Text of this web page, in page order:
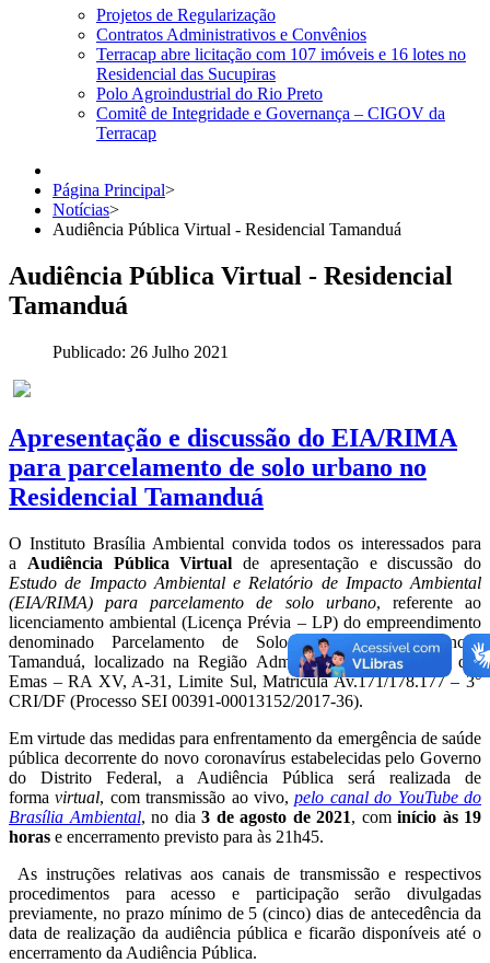
Projetos de Regularização
Contratos Administrativos e Convênios
Terracap abre licitação com 107 imóveis e 16 lotes no
Residencial das Sucupiras
Polo Agroindustrial do Rio Preto
Comitê de Integridade e Governança – CIGOV da
Terracap
Página Principal>
Notícias>
Audiência Pública Virtual - Residencial Tamanduá
Audiência Pública Virtual - Residencial
Tamanduá
Publicado: 26 Julho 2021
Apresentação e discussão do EIA/RIMA​
para parcelamento de solo urbano no
Residencial Tamanduá
O Instituto Brasília Ambiental convida todos os interessados para
a Audiência Pública Virtual de apresentação e discussão do
Estudo de Impacto Ambiental e Relatório de Impacto Ambiental
(EIA/RIMA)​ para parcelamento de solo urbano, referente ao
licenciamento ambiental (Licença Prévia – LP) do empreendimento
denominado Parcelamento de Solo Urbano – Residencial
Tamanduá, localizado na Região Administrativa do Recanto das
Emas – RA XV, A-31, Limite Sul, Matrícula Av.171/178.177 – 3°
CRI/DF (Processo SEI 00391-00013152/2017-36).
Em virtude das medidas para enfrentamento da emergência de saúde
pública decorrente do novo coronavírus estabelecidas pelo Governo
do Distrito Federal, a Audiência Pública será realizada de
formavirtual, com transmissão ao vivo,pelo canal do YouTube do
Brasília Ambiental, no dia 3 de agosto de 2021, com início às 19
horas e encerramento previsto para às 21h45.
As instruções relativas aos canais de transmissão e respectivos
procedimentos para acesso e participação serão divulgadas
previamente, no prazo mínimo de 5 (cinco) dias de antecedência da
data de realização da audiência pública e ficarão disponíveis até o
encerramento da Audiência Pública.